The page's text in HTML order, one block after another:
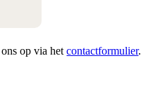
ons op via hetcontactformulier.